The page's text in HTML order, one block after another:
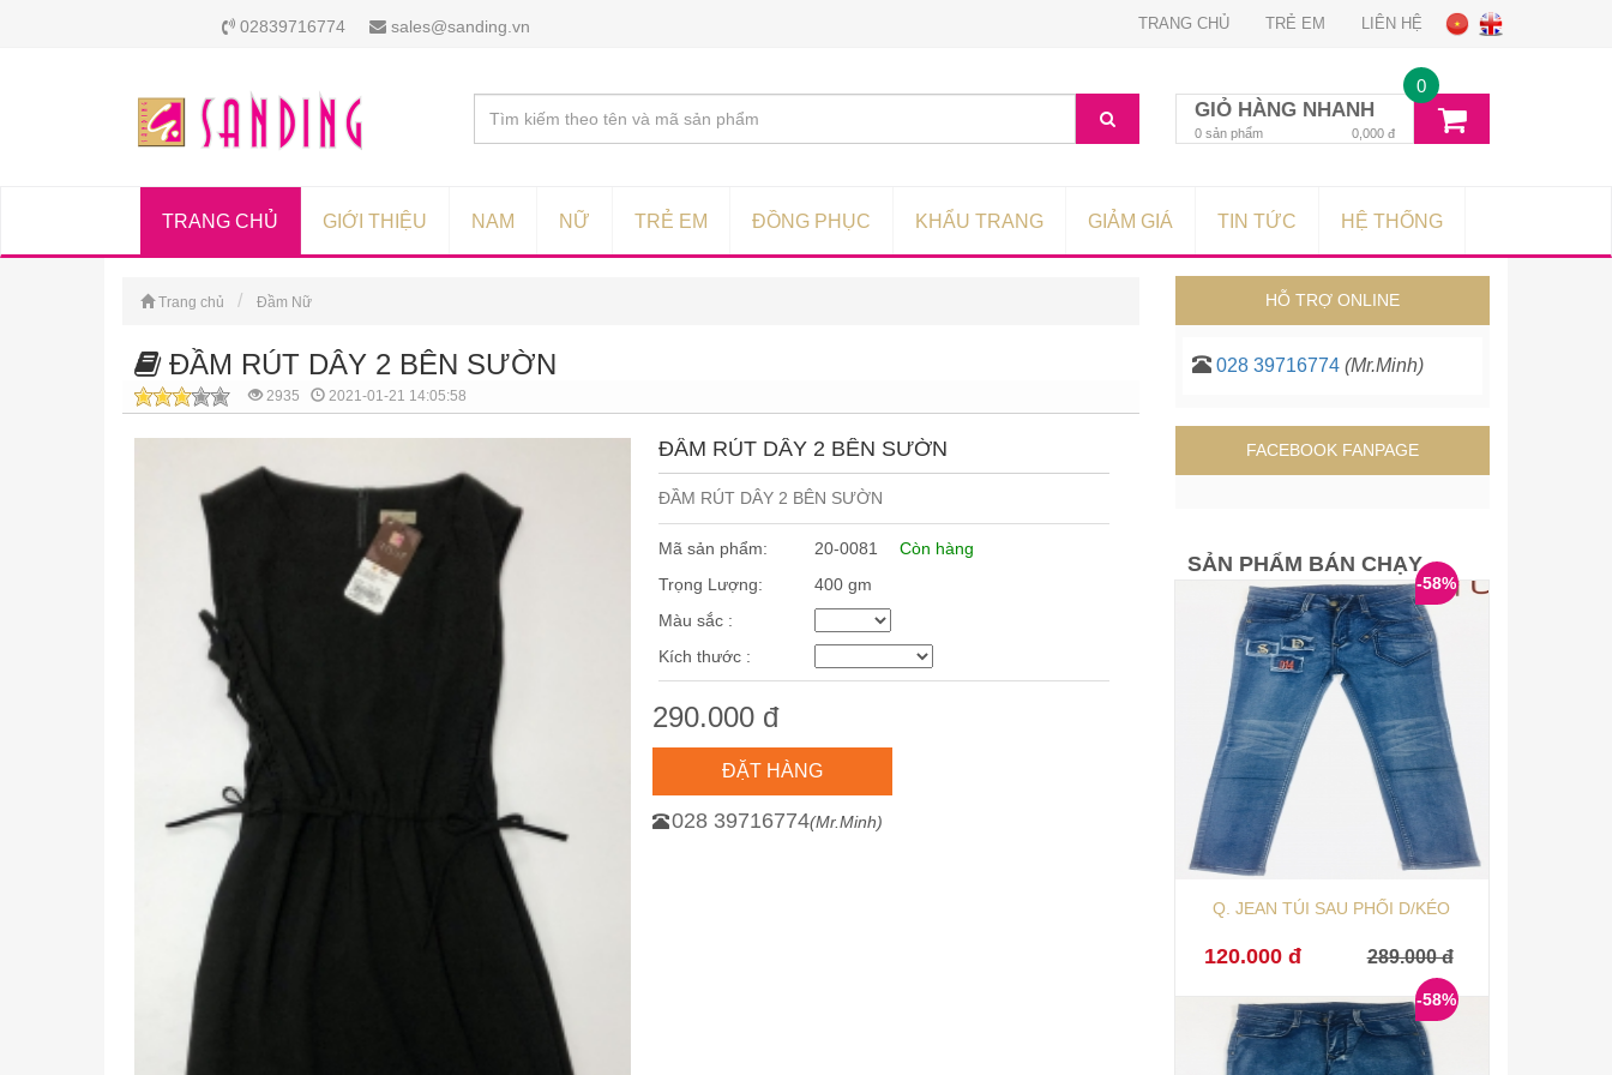
02839716774 sales@sanding.vn TRANG CHỦ TRẺ EM LIÊN HỆ
GIỎ HÀNG NHANH
0sản phẩm 0,000 đ
0
TRANG CHỦ GIỚI THIỆU NAM NỮ TRẺ EM ĐỒNG PHỤC KHẨU TRANG GIẢM GIÁ TIN TỨC HỆ THỐNG
Trang chủ Đầm Nữ
ĐẦM RÚT DÂY 2 BÊN SƯỜN
2935 2021-01-21 14:05:58
ĐẦM RÚT DÂY 2 BÊN SƯỜN
ĐẦM RÚT DÂY 2 BÊN SƯỜN
Mã sản phẩm: 20-0081
Còn hàng
Trọng Lượng:
400 gm
Màu sắc :
Kích thước :
290.000 đ
ĐẶT HÀNG
028 39716774(Mr.Minh)
HỖ TRỢ ONLINE
028 39716774 (Mr.Minh)
FACEBOOK FANPAGE
SẢN PHẨM BÁN CHẠY
-58%
Q. JEAN TÚI SAU PHỐI D/KÉO
120.000 đ 289.000 đ
-58%